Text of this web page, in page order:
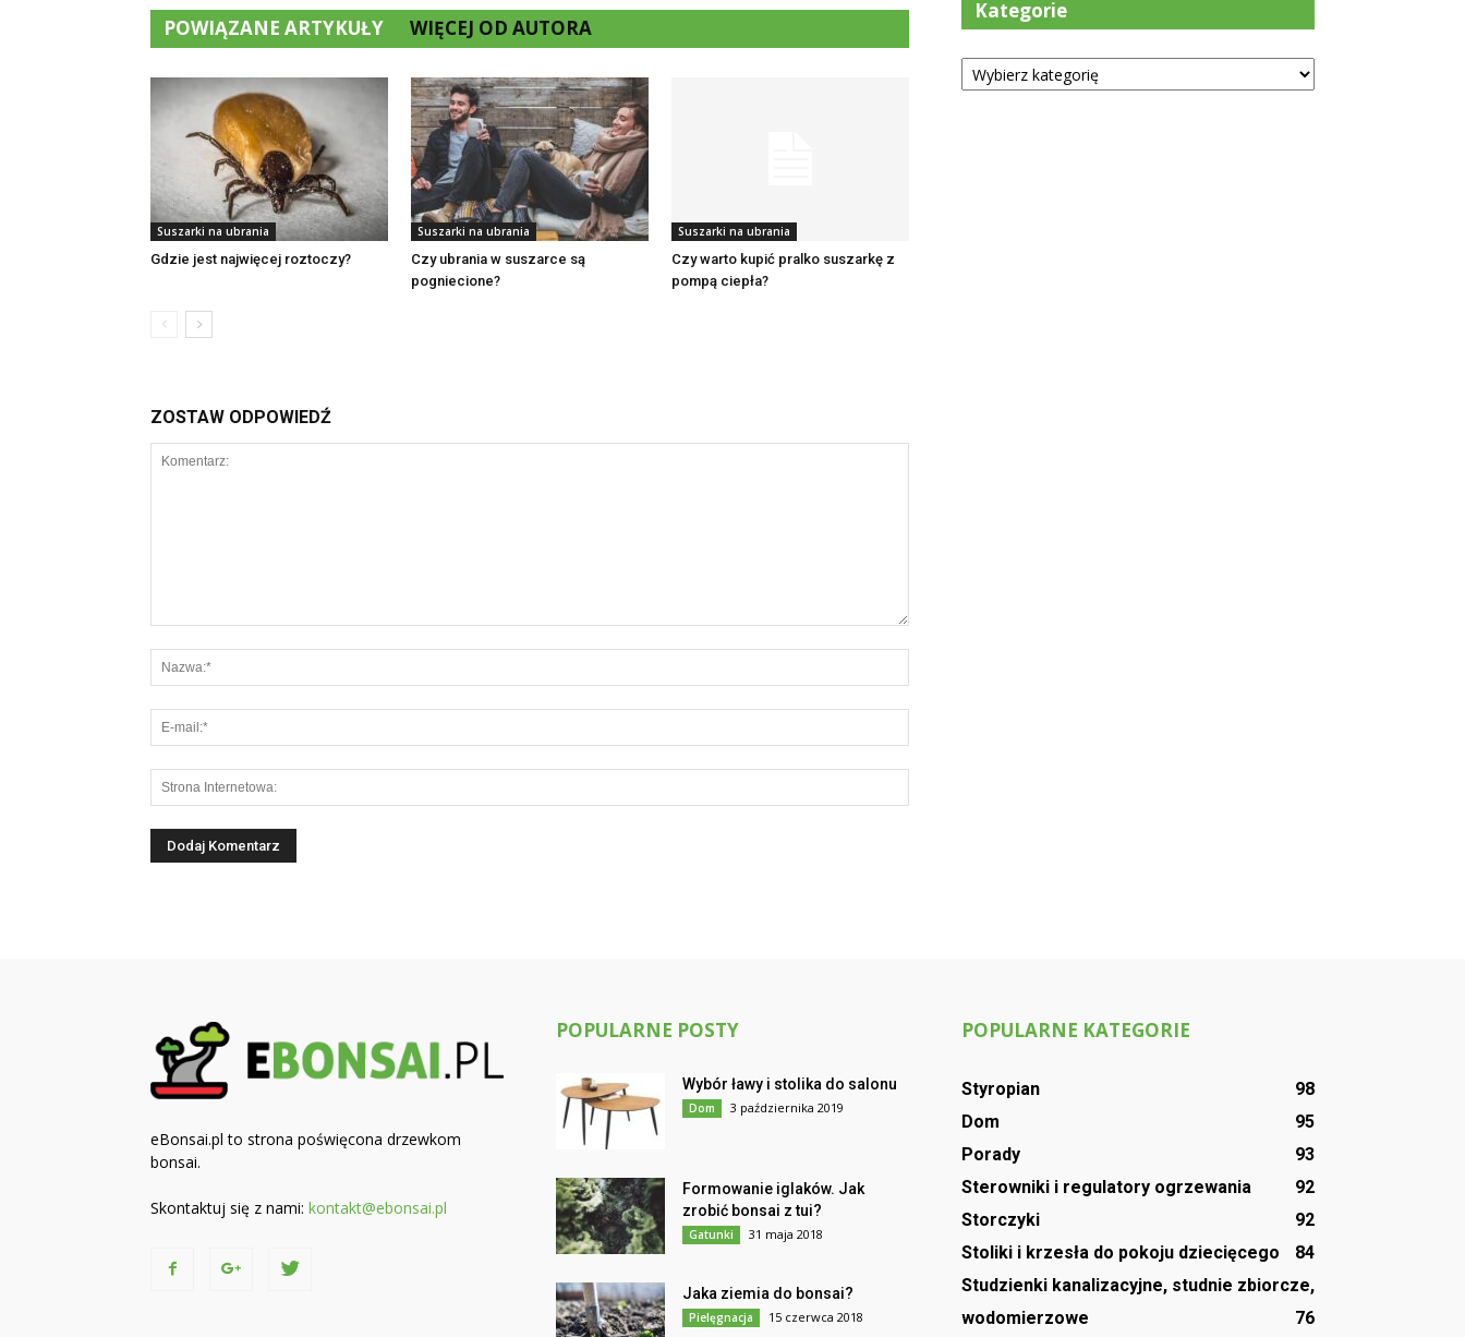
POWIĄZANE ARTYKUŁY WIĘCEJ OD AUTORA
Suszarki na ubrania
Gdzie jest najwięcej roztoczy?
Suszarki na ubrania
Czy ubrania w suszarce są
pogniecione?
Suszarki na ubrania
Czy warto kupić pralko suszarkę z
pompą ciepła?
ZOSTAW ODPOWIEDŹ
Kategorie
Kategorie
eBonsai.pl to strona poświęcona drzewkom
bonsai.
Skontaktuj się z nami: kontakt@ebonsai.pl
POPULARNE POSTY
Wybór ławy i stolika do salonu
Dom 3 października 2019
Formowanie iglaków. Jak
zrobić bonsai z tui?
Gatunki 31 maja 2018
Jaka ziemia do bonsai?
Pielęgnacja 15 czerwca 2018
POPULARNE KATEGORIE
Styropian
98
Dom
95
Porady
93
Sterowniki i regulatory ogrzewania
92
Storczyki
92
Stoliki i krzesła do pokoju dziecięcego
84
Studzienki kanalizacyjne, studnie zbiorcze,
wodomierzowe
76